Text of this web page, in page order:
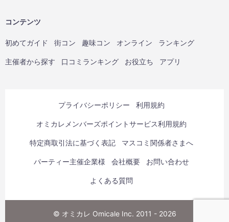
コンテンツ
初めてガイド 街コン 趣味コン オンライン ランキング
主催者から探す 口コミランキング お役立ち アプリ
プライバシーポリシー 利用規約
オミカレメンバーズポイントサービス利用規約
特定商取引法に基づく表記 マスコミ関係者さまへ
パーティー主催企業様 会社概要 お問い合わせ
よくある質問
© オミカレ Omicale Inc. 2011 - 2026